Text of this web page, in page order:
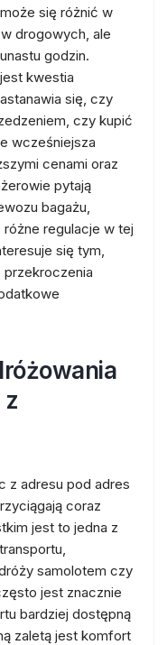
się różnić w
drogowych, ale
godzin.
kwestia
się, czy
czy kupić
wcześniejsza
cenami oraz
pytają
bagażu,
regulacje w tej
się tym,
z
z adresu pod adres
coraz
jest to jedna z
samolotem czy
jest znacznie
bardziej dostępną
zaletą jest komfort